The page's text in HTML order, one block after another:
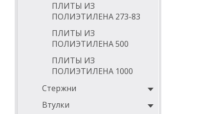
ПЛИТЫ ИЗ
ПОЛИЭТИЛЕНА 273-83
ПЛИТЫ ИЗ
ПОЛИЭТИЛЕНА 500
ПЛИТЫ ИЗ
ПОЛИЭТИЛЕНА 1000
Стержни
Втулки